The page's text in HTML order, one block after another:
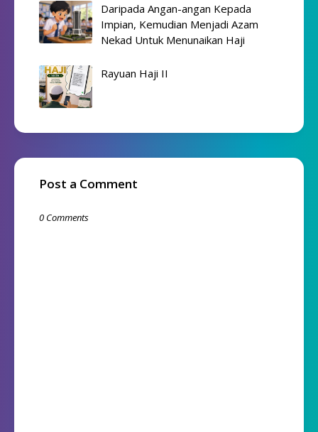
Daripada Angan-angan Kepada
Impian, Kemudian Menjadi Azam
Nekad Untuk Menunaikan Haji
Rayuan Haji II
Post a Comment
0 Comments